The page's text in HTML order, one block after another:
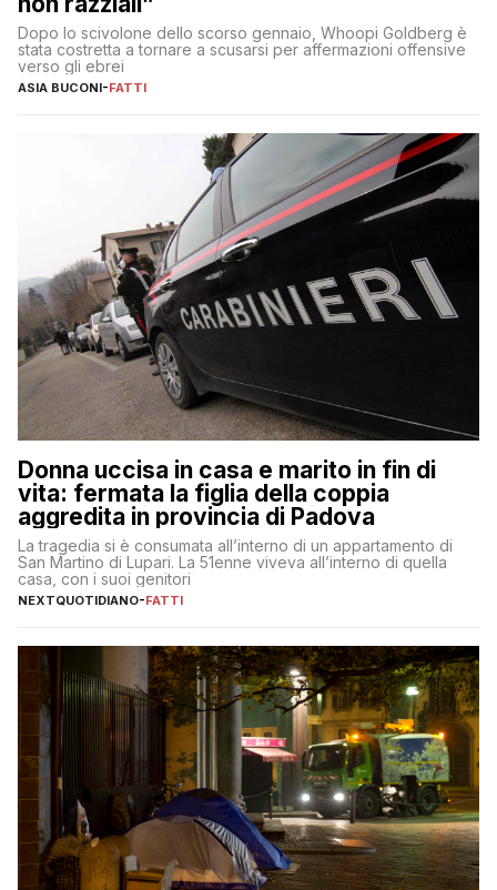
Dopo lo scivolone dello scorso gennaio, Whoopi Goldberg è
stata costretta a tornare a scusarsi per affermazioni offensive
verso gli ebrei
ASIA BUCONI-FATTI
Donna uccisa in casa e marito in fin di
vita: fermata la figlia della coppia
aggredita in provincia di Padova
La tragedia si è consumata all’interno di un appartamento di
San Martino di Lupari. La 51enne viveva all’interno di quella
casa, con i suoi genitori
NEXTQUOTIDIANO-FATTI